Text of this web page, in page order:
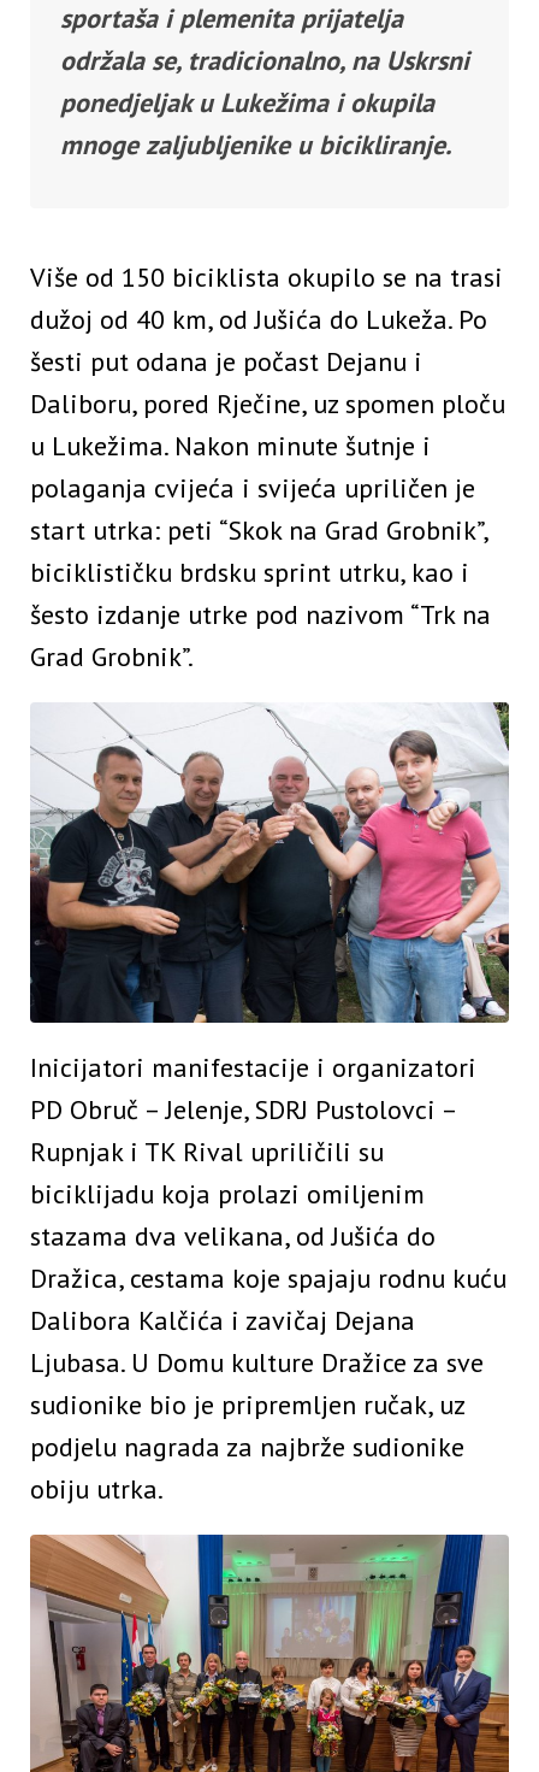
sportaša i plemenita prijatelja
održala se, tradicionalno, na Uskrsni
ponedjeljak u Lukežima i okupila
mnoge zaljubljenike u bicikliranje.
Više od 150 biciklista okupilo se na trasi
dužoj od 40 km, od Jušića do Lukeža. Po
šesti put odana je počast Dejanu i
Daliboru, pored Rječine, uz spomen ploču
u Lukežima. Nakon minute šutnje i
polaganja cvijeća i svijeća upriličen je
start utrka: peti “Skok na Grad Grobnik”,
biciklističku brdsku sprint utrku, kao i
šesto izdanje utrke pod nazivom “Trk na
Grad Grobnik”.
Inicijatori manifestacije i organizatori
PD Obruč – Jelenje, SDRJ Pustolovci –
Rupnjak i TK Rival upriličili su
biciklijadu koja prolazi omiljenim
stazama dva velikana, od Jušića do
Dražica, cestama koje spajaju rodnu kuću
Dalibora Kalčića i zavičaj Dejana
Ljubasa. U Domu kulture Dražice za sve
sudionike bio je pripremljen ručak, uz
podjelu nagrada za najbrže sudionike
obiju utrka.